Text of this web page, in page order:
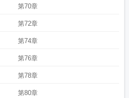
第70章
第72章
第74章
第76章
第78章
第80章